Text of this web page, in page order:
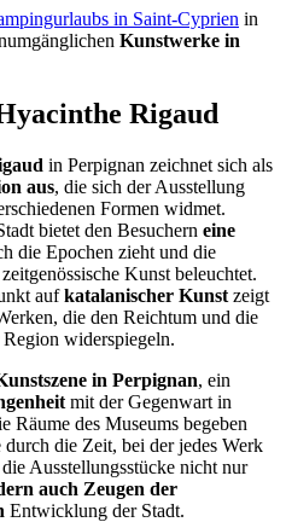
in Saint-Cyprien in
Kunstwerke in
Rigaud
in Perpignan zeichnet sich als
aus, die sich der Ausstellung
Formen widmet.
bietet den Besuchern eine
die Epochen zieht und die
Kunst beleuchtet.
aufkatalanischer Kunst zeigt
die den Reichtum und die
widerspiegeln.
in Perpignan, ein
mit der Gegenwart in
des Museums begeben
die Zeit, bei der jedes Werk
Ausstellungsstücke nicht nur
auch Zeugen der
Entwicklung der Stadt.